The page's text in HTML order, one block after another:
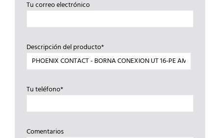
Tu correo electrónico
Descripción del producto*
Tu teléfono*
Comentarios